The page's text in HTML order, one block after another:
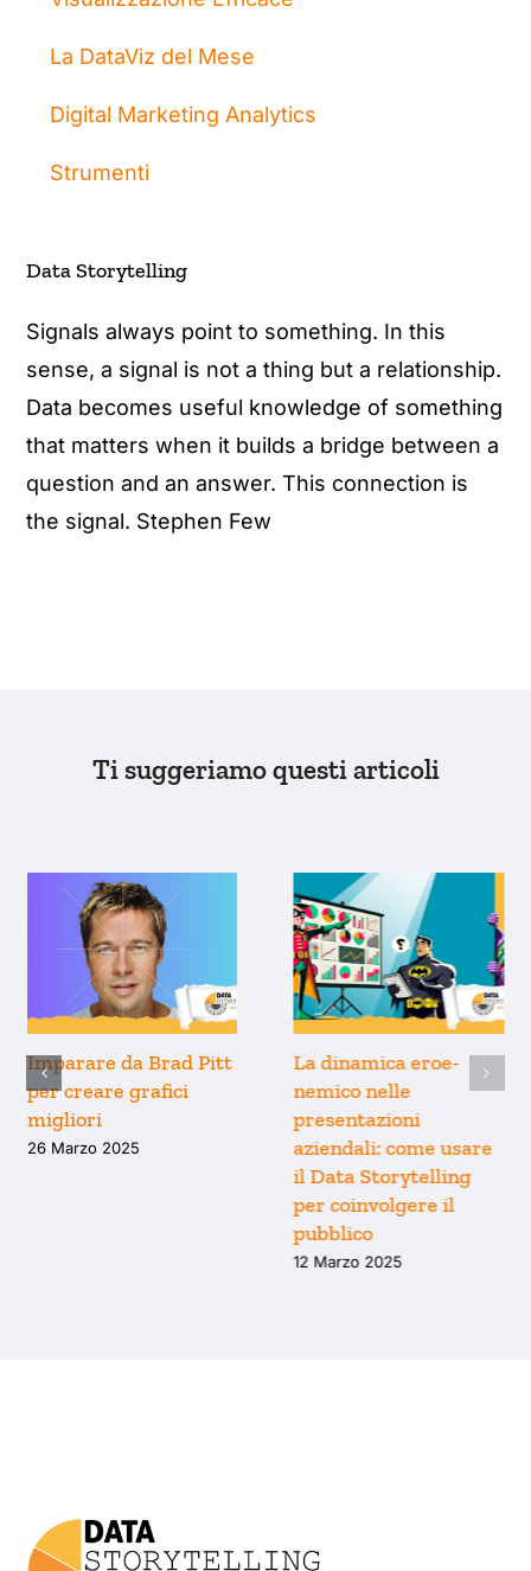
La DataViz del Mese
Digital Marketing Analytics
Strumenti
Data Storytelling
Signals always point to something. In this
sense, a signal is not a thing but a relationship.
Data becomes useful knowledge of something
that matters when it builds a bridge between a
question and an answer. This connection is
the signal. Stephen Few
Ti suggeriamo questi articoli
Perché il modo in cui
pensiamo i grafici è
limitato dai tool che
usiamo (e come
Imparare da Brad Pitt
per creare grafici
migliori
26 Marzo 2025